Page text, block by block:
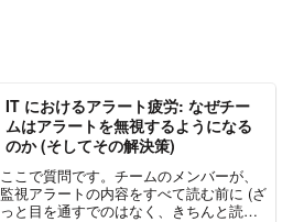
IT におけるアラート疲労: なぜチー
ムはアラートを無視するようになる
のか (そしてその解決策)
ここで質問です。チームのメンバーが、
監視アラートの内容をすべて読む前に (ざ
っと目を通すでのはなく、きちんと読む